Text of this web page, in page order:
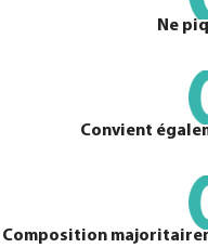
Ne
Convient
Composition